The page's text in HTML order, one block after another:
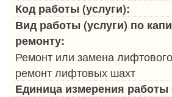
Код работы (услуги):
Вид работы (услуги) по
ремонту:
Ремонт или замена
ремонт лифтовых шахт
Единица измерения работы